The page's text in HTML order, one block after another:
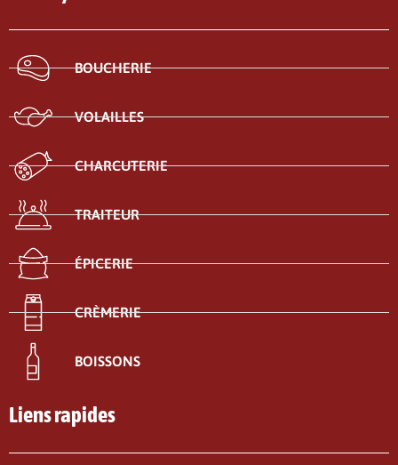
BOUCHERIE
VOLAILLES
CHARCUTERIE
TRAITEUR
ÉPICERIE
CRÈMERIE
BOISSONS
Liens rapides